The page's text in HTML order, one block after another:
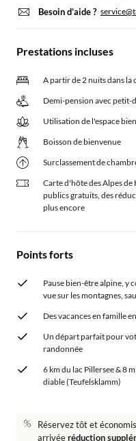
Besoin d’aide ?
Prestations incluses
A partir de 2 nuits dans
Demi-pension avec petit-
Utilisation de l'espace
Boisson de bienvenue
Surclassement de
Carte d'hôte des Alpes
publics gratuits, des
plus encore
Points forts
Pause bien-être alpine, y
vue sur les montagnes,
Des vacances en famille
Un départ parfait pour
randonnée
6 km du lac Pillersee & 8
diable (Teufelsklamm)
Réservez tôt et
arrivéeréduction